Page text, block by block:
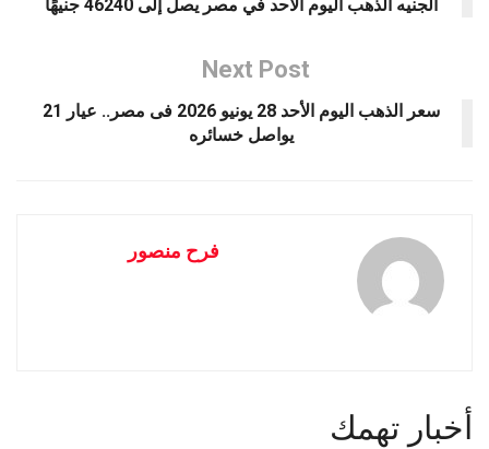
الجنيه الذهب اليوم الأحد في مصر يصل إلى 46240 جنيهًا
Next Post
سعر الذهب اليوم الأحد 28 يونيو 2026 فى مصر.. عيار 21
يواصل خسائره
فرح منصور
أخبار تهمك